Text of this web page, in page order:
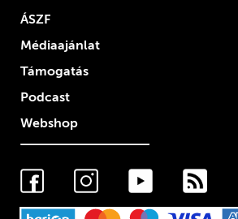
ÁSZF
Médiaajánlat
Támogatás
Podcast
Webshop